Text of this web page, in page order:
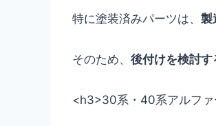
特に塗装済みパーツは、 製
そのため、 後付けを検討
<h3>30系・40系アルフ